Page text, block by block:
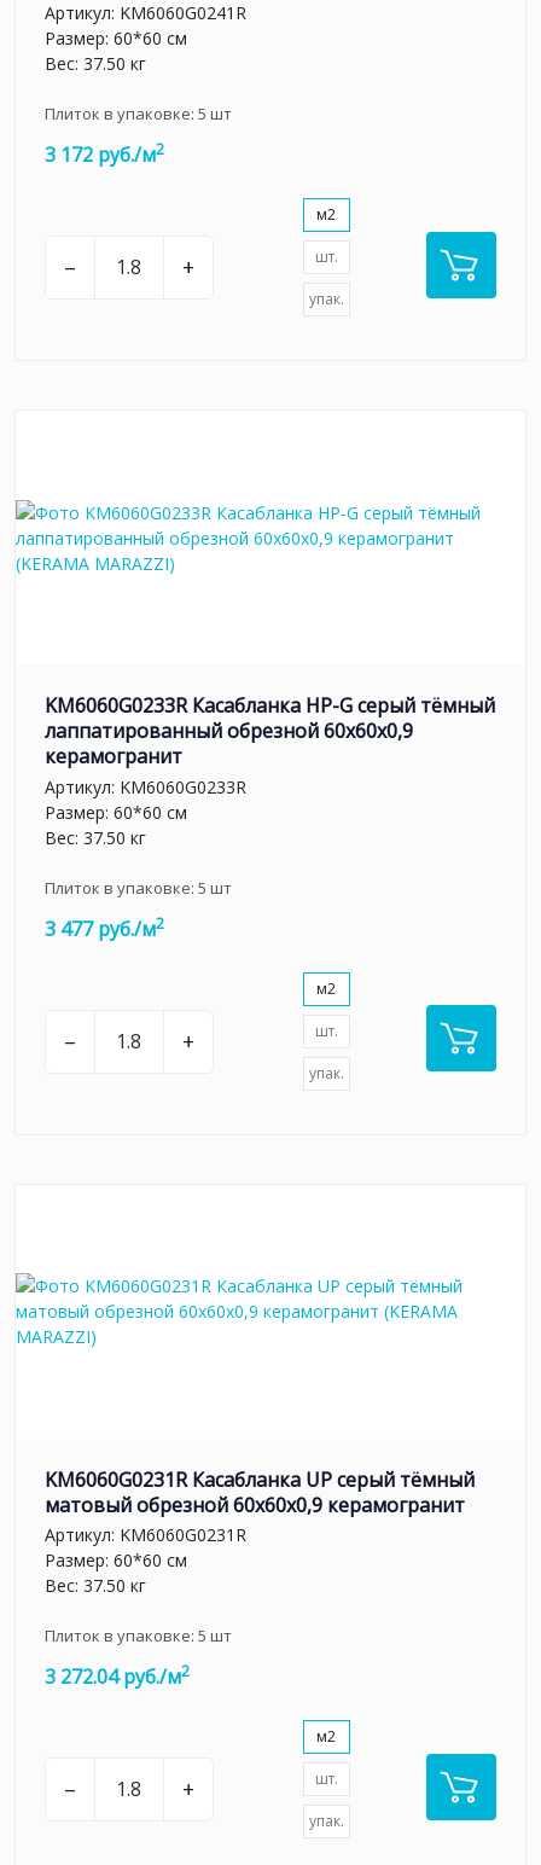
Артикул: KM6060G0241R
Размер: 60*60 см
Вес: 37.50 кг
Плиток в упаковке: 5 шт
3 172 руб./м2
– +
м2
шт.
упак.
KM6060G0233R Касабланка HP-G серый тёмный
лаппатированный обрезной 60x60x0,9
керамогранит
Артикул: KM6060G0233R
Размер: 60*60 см
Вес: 37.50 кг
Плиток в упаковке: 5 шт
3 477 руб./м2
– +
м2
шт.
упак.
KM6060G0231R Касабланка UP серый тёмный
матовый обрезной 60x60x0,9 керамогранит
Артикул: KM6060G0231R
Размер: 60*60 см
Вес: 37.50 кг
Плиток в упаковке: 5 шт
3 272.04 руб./м2
– +
м2
шт.
упак.